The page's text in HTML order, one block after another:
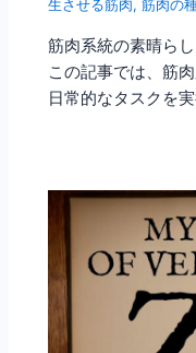
生させる筋肉,筋肉の
筋肉系統の素晴ら
この記事では、筋
日常的なタスクを